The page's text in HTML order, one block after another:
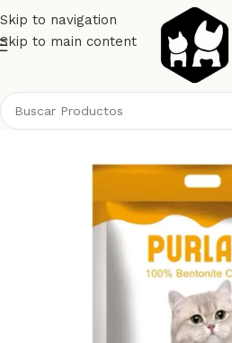
Skip to navigation
Skip to main content